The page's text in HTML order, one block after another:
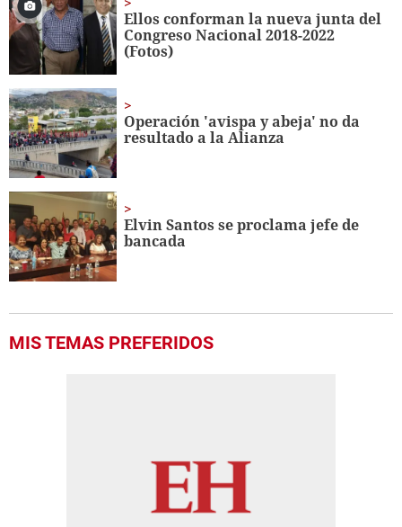
Ellos conforman la nueva junta del
Congreso Nacional 2018-2022
(Fotos)
Operación 'avispa y abeja' no da
resultado a la Alianza
Elvin Santos se proclama jefe de
bancada
MIS TEMAS PREFERIDOS